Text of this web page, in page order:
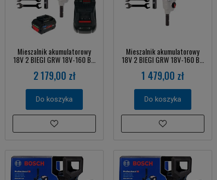
Mieszalnik akumulatorowy
18V 2 BIEGI GRW 18V-160 B...
2 179,00 zł
Do koszyka
Mieszalnik akumulatorowy
18V 2 BIEGI GRW 18V-160 B...
1 479,00 zł
Do koszyka